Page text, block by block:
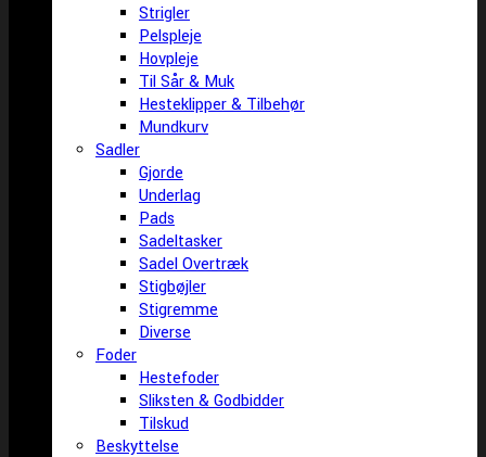
Strigler
Pelspleje
Hovpleje
Til Sår & Muk
Hesteklipper & Tilbehør
Mundkurv
Sadler
Gjorde
Underlag
Pads
Sadeltasker
Sadel Overtræk
Stigbøjler
Stigremme
Diverse
Foder
Hestefoder
Sliksten & Godbidder
Tilskud
Beskyttelse